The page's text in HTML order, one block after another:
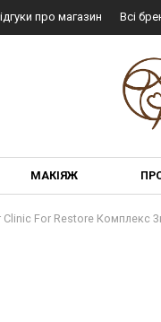
про магазин Всі
МАКІЯЖ
Clinic For Restore Комплекс